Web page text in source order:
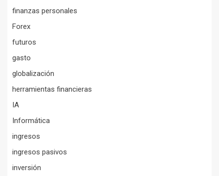
finanzas personales
Forex
futuros
gasto
globalización
herramientas financieras
IA
Informática
ingresos
ingresos pasivos
inversión